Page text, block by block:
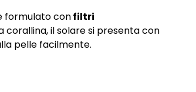
formulato confiltri
il solare si presenta con
pelle facilmente.